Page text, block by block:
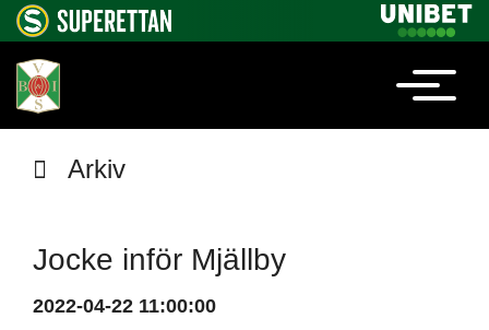
Arkiv
Jocke inför Mjällby
2022-04-22 11:00:00